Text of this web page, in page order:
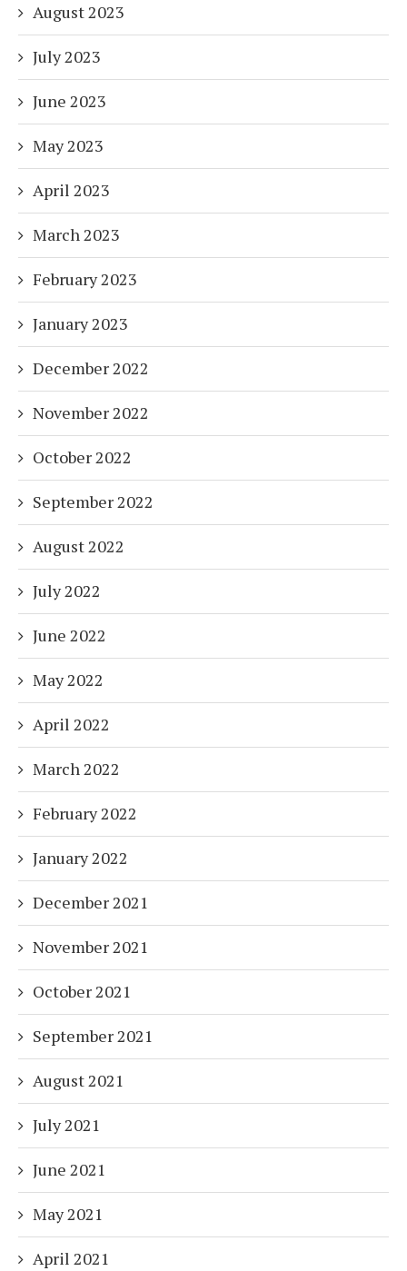
August 2023
July 2023
June 2023
May 2023
April 2023
March 2023
February 2023
January 2023
December 2022
November 2022
October 2022
September 2022
August 2022
July 2022
June 2022
May 2022
April 2022
March 2022
February 2022
January 2022
December 2021
November 2021
October 2021
September 2021
August 2021
July 2021
June 2021
May 2021
April 2021